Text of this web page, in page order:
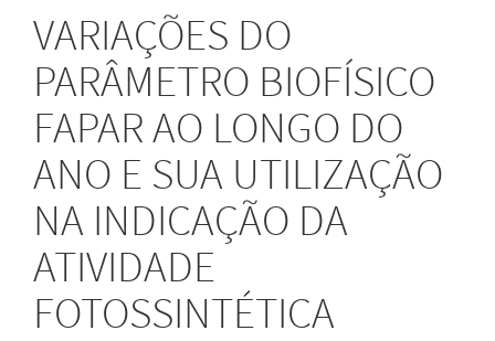
VARIAÇÕES DO
PARÂMETRO BIOFÍSICO
FAPAR AO LONGO DO
ANO E SUA UTILIZAÇÃO
NA INDICAÇÃO DA
ATIVIDADE
FOTOSSINTÉTICA